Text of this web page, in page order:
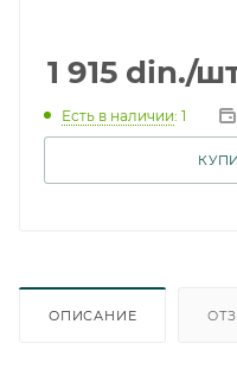
1 915 din./
Есть в наличии: 1
ОПИСАНИЕ